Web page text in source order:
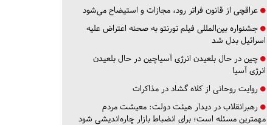
عراقچی از قانون فراتر رود، مجازات و استیضاح می‌شود
جشنواره بین‌المللی فیلم تورنتو به صحنه اعتراض علیه
اسرائیل بدل شد
چین در حال بلعیدن انرژی آسیاچین در حال بلعیدن
انرژی آسیا
روایت روحانی از کلاه گشاد در مذاکرات
رهبرانقلاب در دیدار هیئت دولت: معیشت مردم
مهمترین مسئله است؛ برای انضباط بازار چاره‌اندیشی شود